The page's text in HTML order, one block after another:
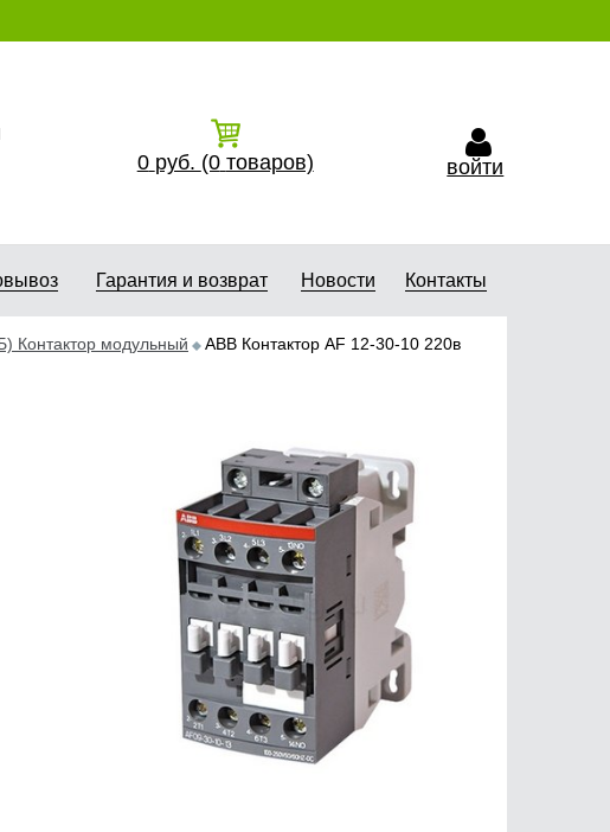
0 руб. (0 товаров) войти
Гарантия и возврат Новости Контакты
Контактор модульный ABB Контактор АF 12-30-10 220в